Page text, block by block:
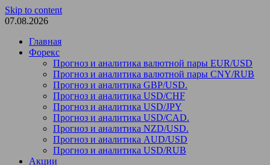
Skip to content
07.08.2026
Главная
Форекс
Прогноз и аналитика валютной пары EUR/USD
Прогноз и аналитика валютной пары CNY/RUB
Прогноз и аналитика GBP/USD.
Прогноз и аналитика USD/CHF
Прогноз и аналитика USD/JPY
Прогноз и аналитика USD/CAD.
Прогноз и аналитика NZD/USD.
Прогноз и аналитика AUD/USD
Прогноз и аналитика USD/RUB
Акции